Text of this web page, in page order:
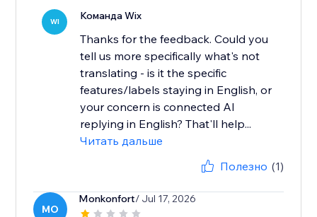
WI Команда Wix
Thanks for the feedback. Could you
tell us more specifically what's not
translating - is it the specific
features/labels staying in English, or
your concern is connected AI
replying in English? That'll help...
Читать дальше
Полезно (1)
MO
Monkonfort/ Jul 17, 2026